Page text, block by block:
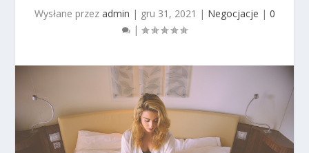
Wysłane przez admin | gru 31, 2021 | Negocjacje | 0
|